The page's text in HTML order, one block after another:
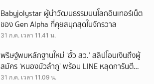
Babyjolystar ผู้นำวัฒนธรรมบนโลกอินเทอร์เน็ต
ของ Gen Alpha ที่คุยสนุกสุดในจักรวาล
31 ก.ค. เวลา 11.41 น.
พริษฐ์พบหลักฐานใหม่ ‘ฮั้ว สว.’ สลิปโอนเงินถึงผู้
สมัคร ‘หนองบัวลำภู’ พร้อม LINE หลุดการันตี
ตำแหน่ง
31 ก.ค. เวลา 11.09 น.